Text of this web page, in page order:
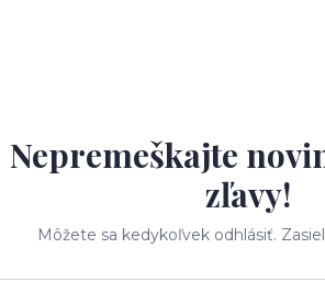
Nepremeškajte
zľavy!
Môžete sa kedykoľvek odhlásiť.